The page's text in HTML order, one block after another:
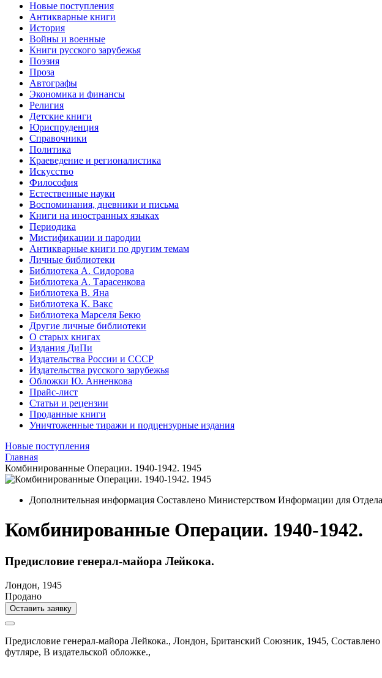
Новые поступления
Антикварные книги
История
Войны и военные
Книги русского зарубежья
Поэзия
Проза
Автографы
Экономика и финансы
Религия
Детские книги
Юриспруденция
Справочники
Политика
Краеведение и регионалистика
Искусство
Философия
Естественные науки
Воспоминания, дневники и письма
Книги на иностранных языках
Периодика
Мистификации и пародии
Антикварные книги по другим темам
Личные библиотеки
Библиотека А. Сидорова
Библиотека А. Тарасенкова
Библиотека В. Яна
Библиотека К. Вакс
Библиотека Марселя Бекю
Другие личные библиотеки
О старых книгах
Издания ДиПи
Издательства России и СССР
Издательства русского зарубежья
Обложки Ю. Анненкова
Прайс-лист
Статьи и рецензии
Проданные книги
Уничтоженные тиражи и подцензурные издания
Новые поступления
Главная
Комбинированные Операции. 1940-1942. 1945
Дополнительная информация Составлено Министерством Информации для
Комбинированные Операции. 1940-1942.
Предисловие генерал-майора Лейкока.
Лондон, 1945
Продано
Оставить заявку
Предисловие генерал-майора Лейкока., Лондон, Британский Союзник, 1945,
футляре, В издательской обложке.,